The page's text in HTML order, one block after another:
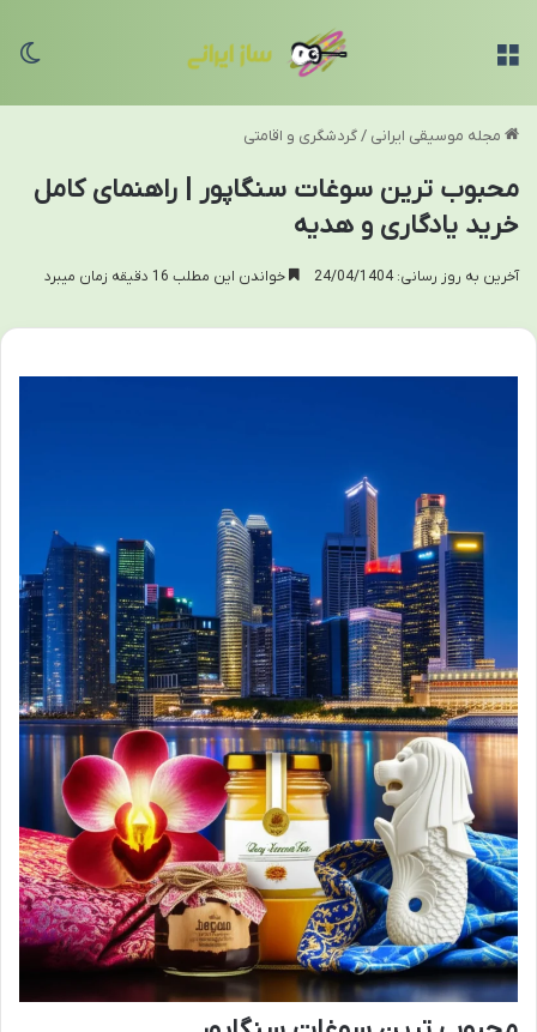
مجله موسیقی ایرانی /گردشگری و اقامتی
محبوب ترین سوغات سنگاپور | راهنمای کامل
خرید یادگاری و هدیه
آخرین به روز رسانی: 24/04/1404 خواندن این مطلب 16 دقیقه زمان میبرد